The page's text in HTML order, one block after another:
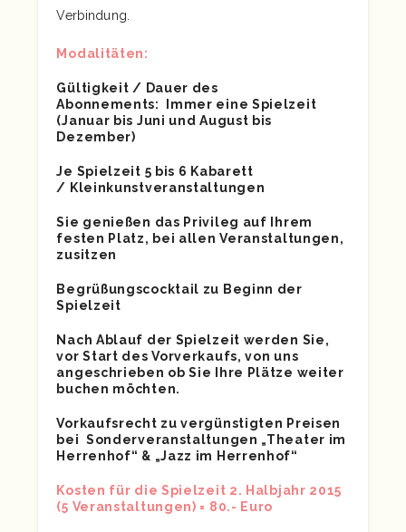
Verbindung.
Modalitäten:
Gültigkeit / Dauer des
Abonnements: Immer eine Spielzeit
(Januar bis Juni und August bis
Dezember)
Je Spielzeit 5 bis 6 Kabarett
/ Kleinkunstveranstaltungen
Sie genießen das Privileg auf Ihrem
festen Platz, bei allen Veranstaltungen,
zusitzen
Begrüßungscocktail zu Beginn der
Spielzeit
Nach Ablauf der Spielzeit werden Sie,
vor Start des Vorverkaufs, von uns
angeschrieben ob Sie Ihre Plätze weiter
buchen möchten.
Vorkaufsrecht zu vergünstigten Preisen
bei Sonderveranstaltungen „Theater im
Herrenhof“ & „Jazz im Herrenhof“
Kosten für die Spielzeit 2. Halbjahr 2015
(5 Veranstaltungen) = 80.- Euro